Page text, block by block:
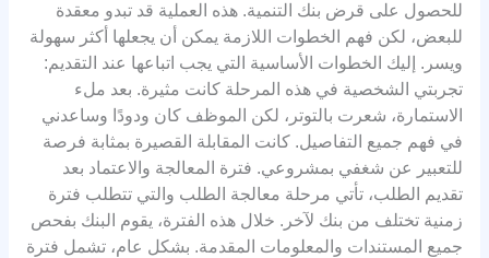
للحصول على قرض بنك التنمية. هذه العملية قد تبدو معقدة
للبعض، لكن فهم الخطوات اللازمة يمكن أن يجعلها أكثر سهولة
ويسر. إليك الخطوات الأساسية التي يجب اتباعها عند التقديم:
تجربتي الشخصية في هذه المرحلة كانت مثيرة. بعد ملء
الاستمارة، شعرت بالتوتر، لكن الموظف كان ودودًا وساعدني
في فهم جميع التفاصيل. كانت المقابلة القصيرة بمثابة فرصة
للتعبير عن شغفي بمشروعي. فترة المعالجة والاعتماد بعد
تقديم الطلب، تأتي مرحلة معالجة الطلب والتي تتطلب فترة
زمنية تختلف من بنك لآخر. خلال هذه الفترة، يقوم البنك بفحص
جميع المستندات والمعلومات المقدمة. بشكل عام، تشمل فترة